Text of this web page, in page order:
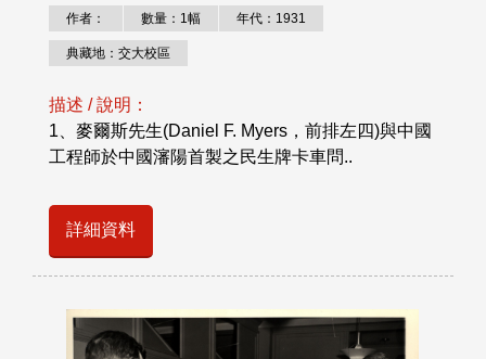
作者： 數量：1幅 年代：1931
典藏地：交大校區
描述 / 說明：
1、麥爾斯先生(Daniel F. Myers，前排左四)與中國
工程師於中國瀋陽首製之民生牌卡車問..
詳細資料